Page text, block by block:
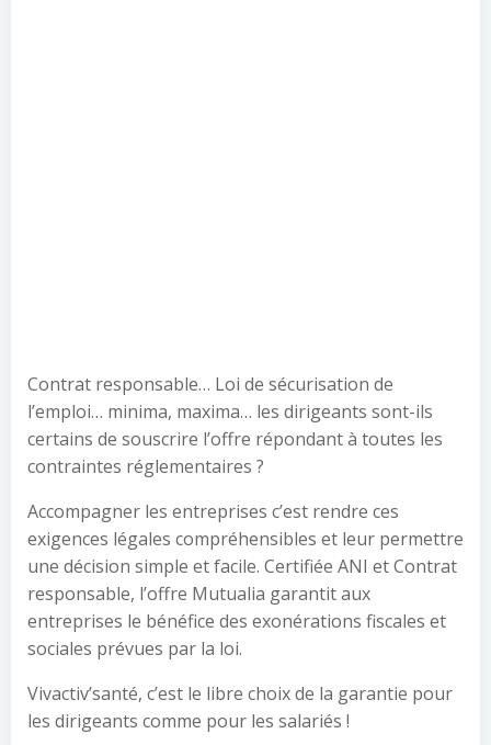
Contrat responsable… Loi de sécurisation de
l’emploi… minima, maxima… les dirigeants sont-ils
certains de souscrire l’offre répondant à toutes les
contraintes réglementaires ?
Accompagner les entreprises c’est rendre ces
exigences légales compréhensibles et leur permettre
une décision simple et facile. Certifiée ANI et Contrat
responsable, l’offre Mutualia garantit aux
entreprises le bénéfice des exonérations fiscales et
sociales prévues par la loi.
Vivactiv’santé, c’est le libre choix de la garantie pour
les dirigeants comme pour les salariés !